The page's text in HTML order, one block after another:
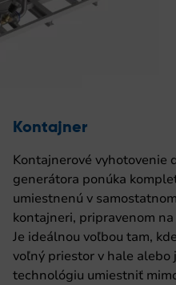
Kontajner
Kontajnerové vyhotovenie
generátora ponúka
umiestnenú v
kontajneri, pripravenom
Je ideálnou voľbou tam,
voľný priestor v hale alebo
technológiu umiestniť